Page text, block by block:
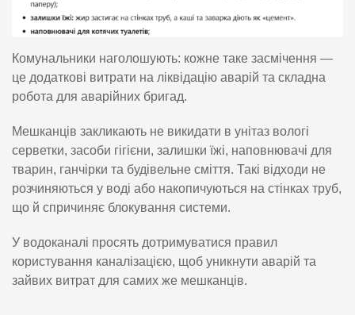
Комунальники наголошують: кожне таке засмічення —
це додаткові витрати на ліквідацію аварій та складна
робота для аварійних бригад.
Мешканців закликають не викидати в унітаз вологі
серветки, засоби гігієни, залишки їжі, наповнювачі для
тварин, ганчірки та будівельне сміття. Такі відходи не
розчиняються у воді або накопичуються на стінках труб,
що й спричиняє блокування системи.
У водоканалі просять дотримуватися правил
користування каналізацією, щоб уникнути аварій та
зайвих витрат для самих же мешканців.